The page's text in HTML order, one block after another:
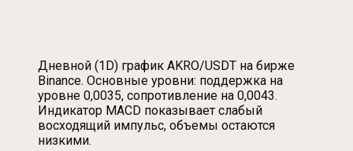
Дневной (1D) график AKRO/USDT на бирже
Binance. Основные уровни: поддержка на
уровне 0,0035, сопротивление на 0,0043.
Индикатор MACD показывает слабый
восходящий импульс, объемы остаются
низкими.